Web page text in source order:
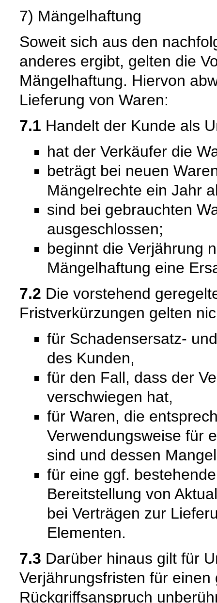
7) Mängelhaftung
Soweit sich aus den
anderes ergibt, gelten die
Mängelhaftung. Hiervon
Lieferung von Waren:
7.1 Handelt der Kunde als
hat der Verkäufer die
beträgt bei neuen
Mängelrechte ein Jahr
sind bei gebrauchten
ausgeschlossen;
beginnt die Verjährung
Mängelhaftung eine
7.2 Die vorstehend
Fristverkürzungen gelten
für Schadensersatz-
des Kunden,
für den Fall, dass der
verschwiegen hat,
für Waren, die
Verwendungsweise für
sind und dessen
für eine ggf.
Bereitstellung von
bei Verträgen zur
Elementen.
7.3 Darüber hinaus gilt für
Verjährungsfristen für
Rückgriffsanspruch